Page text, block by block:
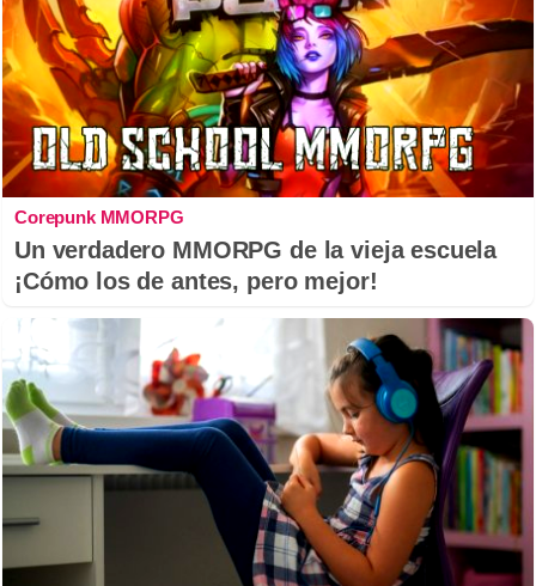
Corepunk MMORPG
Un verdadero MMORPG de la vieja escuela
¡Cómo los de antes, pero mejor!